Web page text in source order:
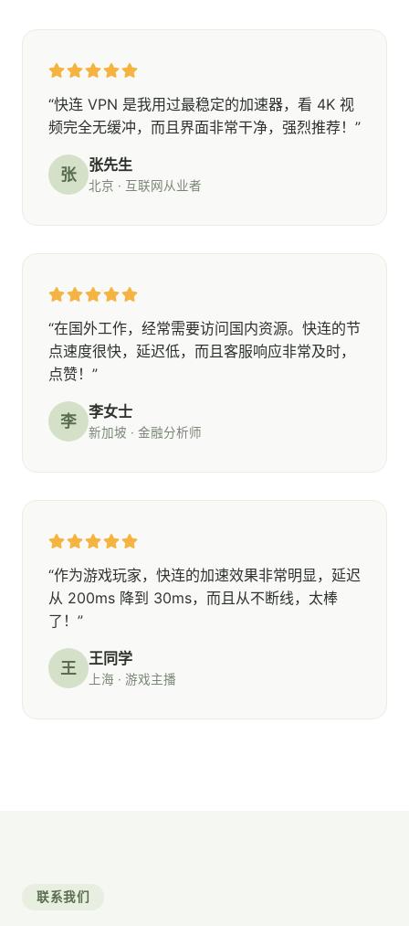
“快连 VPN 是我用过最稳定的加速器，看 4K 视
频完全无缓冲，而且界面非常干净，强烈推荐！”
张 张先生
北京 · 互联网从业者
“在国外工作，经常需要访问国内资源。快连的节
点速度很快，延迟低，而且客服响应非常及时，
点赞！”
李 李女士
新加坡 · 金融分析师
“作为游戏玩家，快连的加速效果非常明显，延迟
从 200ms 降到 30ms，而且从不断线，太棒
了！”
王 王同学
上海 · 游戏主播
联系我们